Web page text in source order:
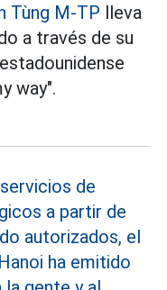
Tùng M-TP lleva
a través de su
way".